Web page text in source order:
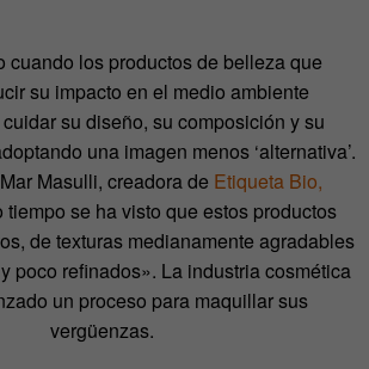
cuando los productos de belleza que
su impacto en el medio ambiente
su diseño, su composición y su
una imagen menos ‘alternativa’.
Masulli, creadora de Etiqueta Bio,
tiempo se ha visto que estos productos
de texturas medianamente agradables
poco refinados». La industria cosmética
un proceso para maquillar sus
vergüenzas.